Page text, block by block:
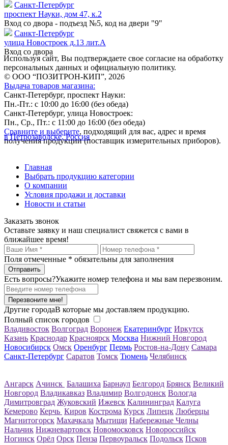
Санкт-Петербург
проспект Науки, дом 47, к.2
Вход со двора - подъезд №5, код на двери "9"
Санкт-Петербург
улица Новостроек д.13 лит.А
Вход со двора
Используя сайт, Вы подтверждаете свое согласие на обработку
персональных данных и официальную политику.
© ООО “ПОЗИТРОН-КИП”, 2026
Выдача товаров магазина:
Санкт-Петербург, проспект Науки:
Пн.-Пт.: с 10:00 до 16:00 (без обеда)
Санкт-Петербург, улица Новостроек:
Пн., Ср., Пт.: с 11:00 до 16:00 (без обеда)
Сравните и выберите, подходящий для вас, адрес и время
получения продукции (поставщик измерительных приборов).
в Петрозаводске, Россия
Главная
Выбрать продукцию категории
О компании
Условия продажи и доставки
Новости и статьи
Заказать звонок
Оставьте заявку и наш специалист свяжется с вами в
ближайшее время!
Поля отмеченные * обязательны для заполнения
Есть вопросы?Укажите номер телефона и мы вам перезвоним.
Перезвоните мне!
Другие городаВ которые мы доставляем продукцию.
Полный список городов
Владивосток Волгоград Воронеж Екатеринбург Иркутск
Казань Краснодар Красноярск Москва Нижний Новгород
Новосибирск Омск Оренбург Пермь Ростов-на-Дону Самара
Санкт-Петербург Саратов Томск Тюмень Челябинск
Ангарск Ачинск Балашиха Барнаул Белгород Брянск Великий
Новгород Владикавказ Владимир Волгодонск Вологда
Димитровград Жуковский Ижевск Калининград Калуга
Кемерово Керчь Киров Кострома Курск Липецк Люберцы
Магнитогорск Махачкала Мытищи Набережные Челны
Нальчик Нижневартовск Новомосковск Новороссийск
Ногинск Орёл Орск Пенза Первоуральск Подольск Псков